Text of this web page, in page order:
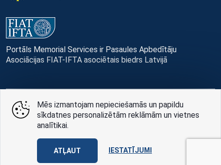
Portāls Memorial Services ir Pasaules Apbedītāju
Asociācijas FIAT-IFTA asociētais biedrs Latvijā
© Memorial Services, 2016 — 2026 pr3-g
Privātuma politikai
AABB TEAM
Mēs izmantojam nepieciešamās un papildu
sīkdatnes personalizētām reklāmām un vietnes
analītikai.
ATĻAUT IESTATĪJUMI